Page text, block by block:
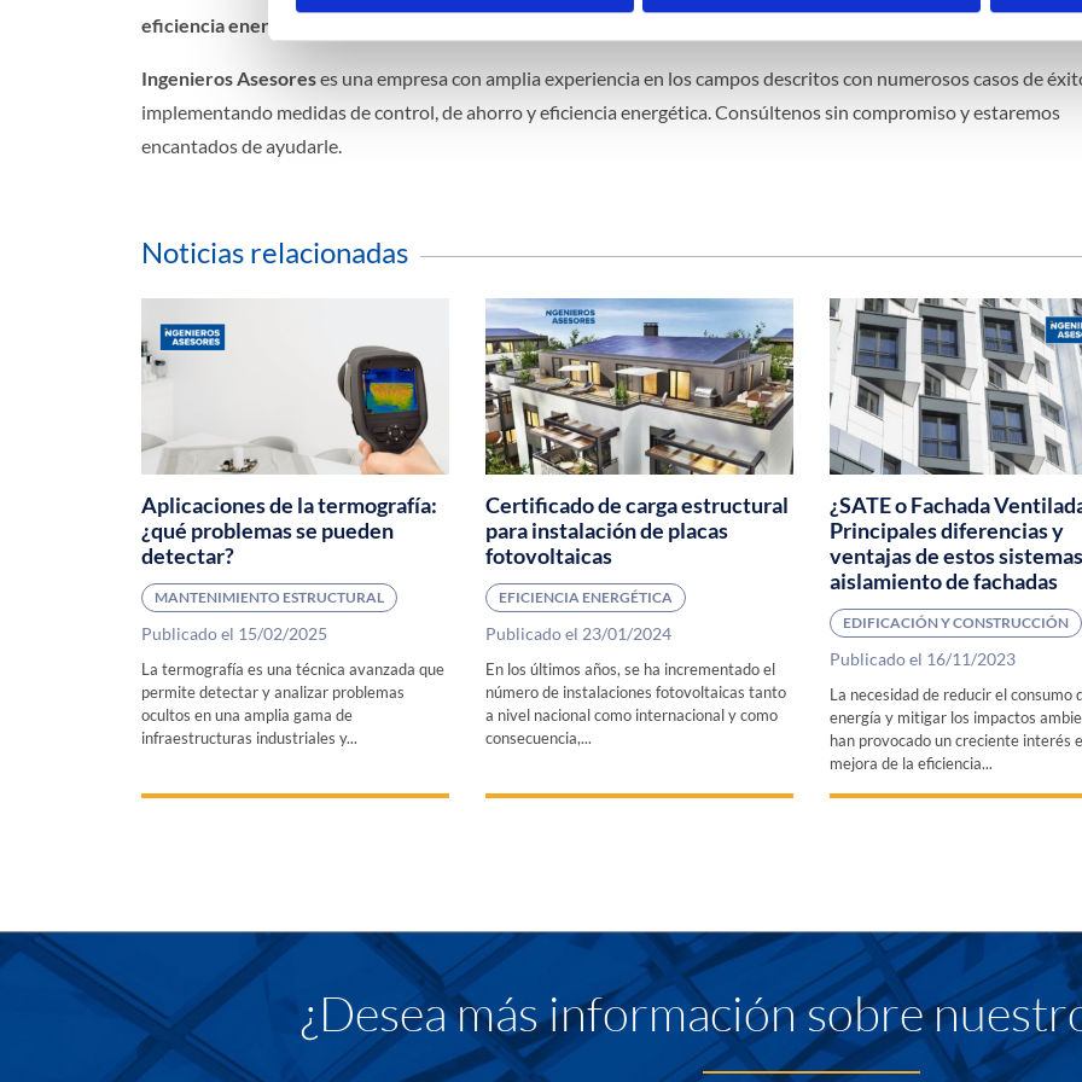
eficiencia energética
Ingenieros Asesoreses una empresa con amplia experiencia en los campos descritos con numerosos casos de
implementando medidas de control, de ahorro y eficiencia energética. Consúltenos sin compromiso y estaremos
encantados de ayudarle.
Noticias relacionadas
Aplicaciones de la termografía:
¿qué problemas se pueden
detectar?
MANTENIMIENTO ESTRUCTURAL
Publicado el 15/02/2025
La termografía es una técnica avanzada que
permite detectar y analizar problemas
ocultos en una amplia gama de
infraestructuras industriales y...
Certificado de carga estructural
para instalación de placas
fotovoltaicas
EFICIENCIA ENERGÉTICA
Publicado el 23/01/2024
En los últimos años, se ha incrementado el
número de instalaciones fotovoltaicas tanto
a nivel nacional como internacional y como
consecuencia,...
¿SATE o Fachada
Principales diferencias y
ventajas de estos
aislamiento de fachadas
EDIFICACIÓN Y CONSTRUCCIÓN
Publicado el 16/11/2023
La necesidad de reducir el consumo
energía y mitigar los impactos
han provocado un creciente interés
mejora de la eficiencia...
¿Desea más información sobre